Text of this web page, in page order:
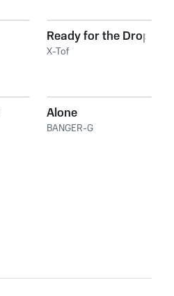
Ready for the Drop
X-Tof
Alone
BANGER-G